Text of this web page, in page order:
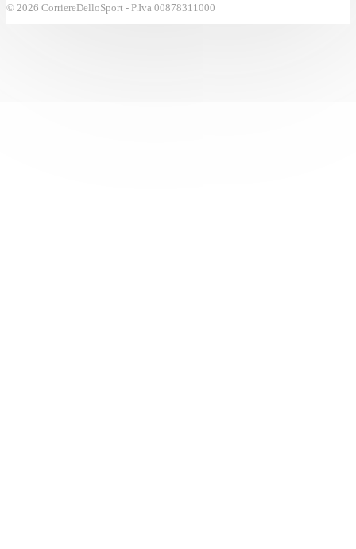
© 2026 CorriereDelloSport - P.Iva 00878311000